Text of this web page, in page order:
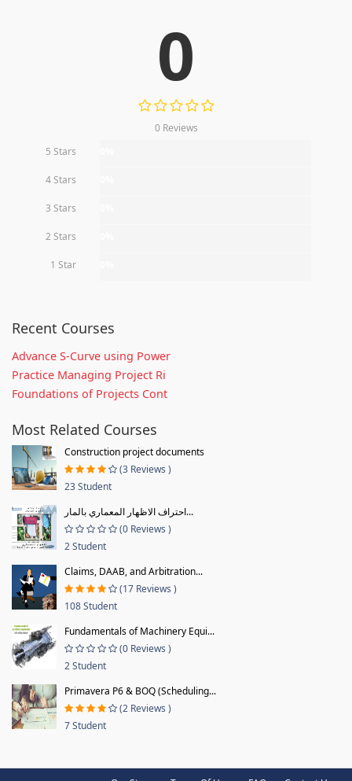
0
0 Reviews
5 Stars
4 Stars
3 Stars
2 Stars
1 Star
Recent Courses
Advance S-Curve using Power
Practice Managing Project Ri
Foundations of Projects Cont
Most Related Courses
Construction project documents
(3 Reviews )
23 Student
احتراف الاظهار المعماري بالمار...
(0 Reviews )
2 Student
Claims, DAAB, and Arbitration...
(17 Reviews )
108 Student
Fundamentals of Machinery Equi...
(0 Reviews )
2 Student
Primavera P6 & BOQ (Scheduling...
(2 Reviews )
7 Student